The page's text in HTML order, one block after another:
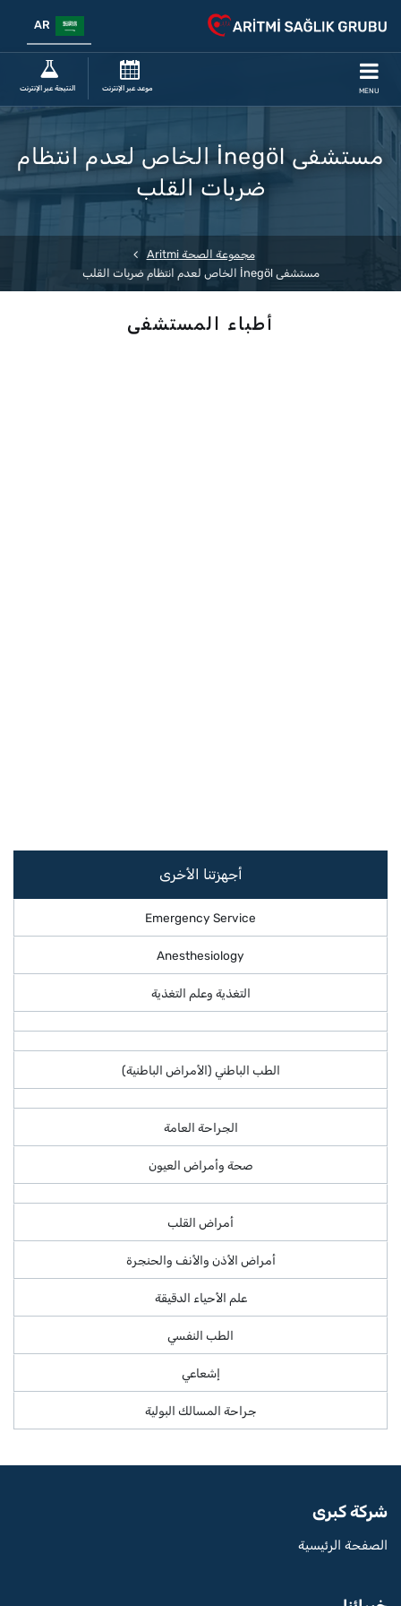
MENU موعد عبر الإنترنت النتيجة عبر الإنترنت
مستشفى İnegöl الخاص لعدم انتظام
ضربات القلب
مجموعة الصحة Aritmi
مستشفى İnegöl الخاص لعدم انتظام ضربات القلب
أطباء المستشفى
أجهزتنا الأخرى
Emergency Service
Anesthesiology
التغذية وعلم التغذية
الطب الباطني (الأمراض الباطنية)
الجراحة العامة
صحة وأمراض العيون
أمراض القلب
أمراض الأذن والأنف والحنجرة
علم الأحياء الدقيقة
الطب النفسي
إشعاعي
جراحة المسالك البولية
شركة كبرى
الصفحة الرئيسية